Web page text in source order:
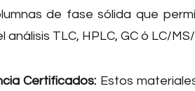
de fase sólida que
TLC, HPLC, GC ó LC/MS/
Certificados: Estos